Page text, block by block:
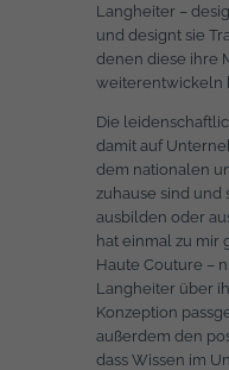
Langheiter –
und designt sie
denen diese ihre
weiterentwickeln
Die
damit auf
dem nationalen
zuhause sind und
ausbilden oder
hat einmal zu mir
Haute Couture –
Langheiter über
Konzeption
außerdem den
dass Wissen im